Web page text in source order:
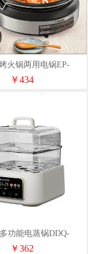
火锅两用电锅EP-
LAH15C
￥434
功能电蒸锅DDQ-
HG125T
￥362